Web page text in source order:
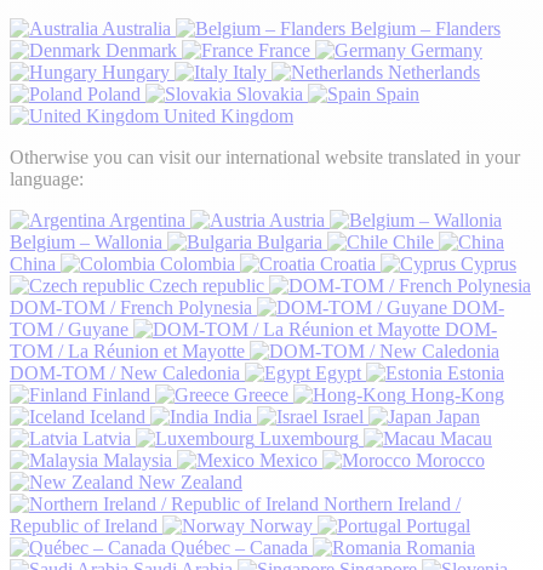
Australia
Belgium – Flanders
Denmark
France
Germany
Hungary
Italy
Netherlands
Poland
Slovakia
Spain
United Kingdom
Otherwise you can visit our international website translated in your
language:
Argentina
Austria
Belgium – Wallonia
Bulgaria
Chile
China
Colombia Croatia
Cyprus
Czech republic
DOM-TOM / French Polynesia
DOM-
TOM / Guyane
DOM-
TOM / La Réunion et Mayotte
DOM-TOM / New Caledonia
Egypt
Estonia
Finland
Greece
Hong-Kong
Iceland
India Israel
Japan
Latvia
Luxembourg
Macau
Malaysia
Mexico
Morocco
New Zealand
Northern Ireland /
Republic of Ireland
Norway
Portugal
Québec – Canada
Romania